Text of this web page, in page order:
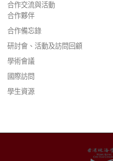
合作交流與活動
合作夥伴
合作備忘錄
研討會、活動及訪問回顧
學術會議
國際訪問
學生資源